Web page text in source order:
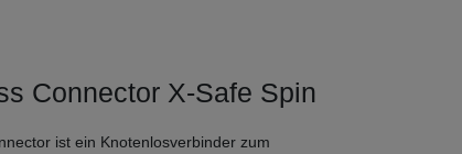
Connector X-Safe Spin
ist ein Knotenlosverbinder zum